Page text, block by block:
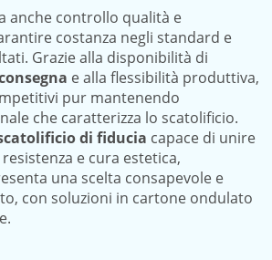
anche controllo qualità e
costanza negli standard e
Grazie alla disponibilità di
e alla flessibilità produttiva,
pur mantenendo
che caratterizza lo scatolificio.
di fiducia capace di unire
e cura estetica,
una scelta consapevole e
con soluzioni in cartone ondulato